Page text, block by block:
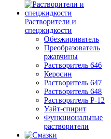
Растворители и
спецжидкости
Обезжириватель
Преобразователь
ржавчины
Растворитель 646
Керосин
Растворитель 647
Растворитель 648
Растворитель Р-12
Уайт-спирит
Функциональные
растворители